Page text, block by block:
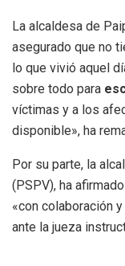
La alcaldesa de
asegurado que no
lo que vivió aquel
sobre todo para
víctimas y a los
disponible», ha
Por su parte, la
(PSPV), ha
«con colaboración
ante la jueza